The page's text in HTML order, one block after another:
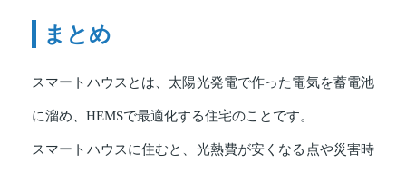
まとめ
スマートハウスとは、太陽光発電で作った電気を蓄電池
に溜め、HEMSで最適化する住宅のことです。
スマートハウスに住むと、光熱費が安くなる点や災害時